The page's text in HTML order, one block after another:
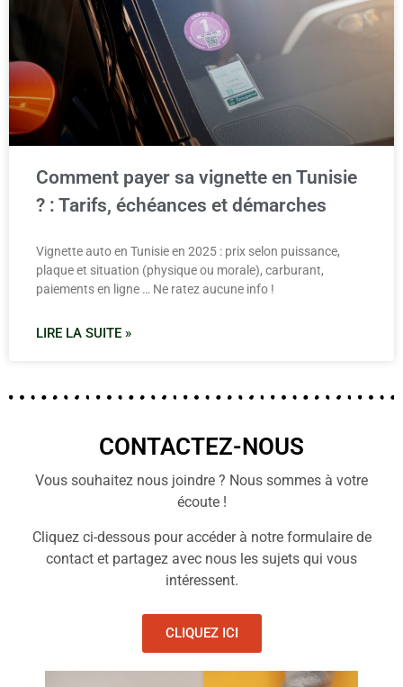
Comment payer sa vignette en Tunisie
? : Tarifs, échéances et démarches
Vignette auto en Tunisie en 2025 : prix selon puissance,
plaque et situation (physique ou morale), carburant,
paiements en ligne … Ne ratez aucune info !
LIRE LA SUITE »
CONTACTEZ-NOUS
Vous souhaitez nous joindre ? Nous sommes à votre
écoute !
Cliquez ci-dessous pour accéder à notre formulaire de
contact et partagez avec nous les sujets qui vous
intéressent.
CLIQUEZ ICI